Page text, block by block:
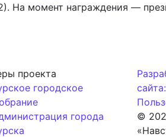
На момент награждения —
проекта
городское
города
сайта:
©